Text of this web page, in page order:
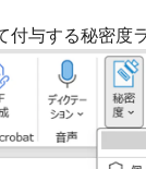
付与する秘密度